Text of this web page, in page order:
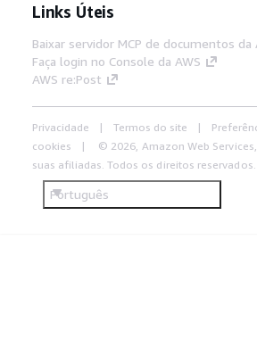
Links Úteis
Baixar servidor MCP de documentos da
Faça login no Console da AWS
AWS re:Post
Privacidade Termos do site
cookies
© 2026, Amazon Web
suas afiliadas. Todos os direitos reservados.
Português